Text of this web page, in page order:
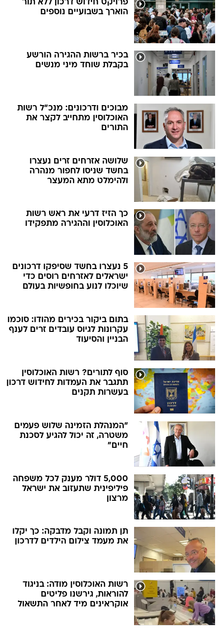
פרויקט חידוש דרכון ללא תור
הוארך בשבועיים נוספים
בכיר ברשות ההגירה הורשע
בקבלת שוחד מיני מנשים
מבוכים ודרכונים: מנכ"ל רשות
האוכלוסין מתחייב לקצר את
התורים
שלושה אזרחים זרים נעצרו
בחשד שניסו לחפור מנהרה
ולהימלט מתא המעצר
כך הזיז דרעי את ראש רשות
האוכלוסין וההגירה מתפקידו
5 נעצרו בחשד שסיפקו דרכונים
ישראלים לאזרחים רוסים כדי
שיוכלו לנוע בחופשיות בעולם
בתום ביקור בכירים מהודו: סוכמו
עקרונות לגיוס עובדים זרים לענף
הבניין והסיעוד
סוף לתורים? רשות האוכלוסין
תתגבר את העמדות לחידוש דרכון
בעשרות תקנים
"המנהלת הזמינה שלוש פעמים
משטרה, זה יכול להגיע לסכנת
חיים"
5,000 דולר מענק לכל משפחה
פיליפינית שתעזוב את ישראל
מרצון
תן תמונה וקבל מדבקה: כך יקלו
את מעמד צילום הילדים לדרכון
רשות האוכלוסין מודה: בניגוד
להוראות, גירשנו פליטים
אוקראינים מיד לאחר התשאול